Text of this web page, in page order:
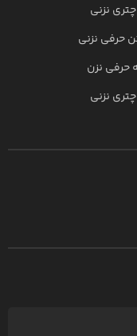
نزنی
حرفی نزنی
نزن
نزنی